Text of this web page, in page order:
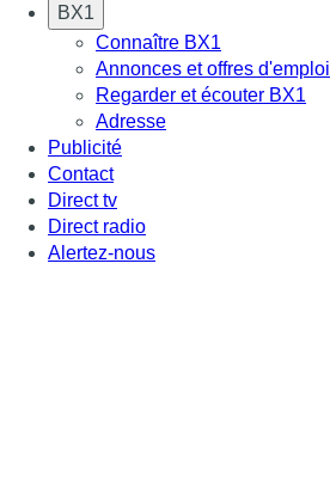
BX1
Connaître BX1
Annonces et offres d'emploi
Regarder et écouter BX1
Adresse
Publicité
Contact
Direct tv
Direct radio
Alertez-nous